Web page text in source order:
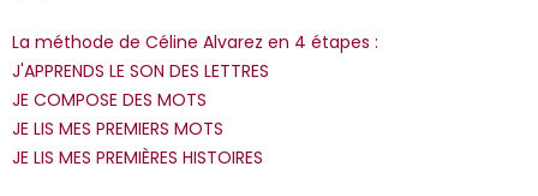
La méthode de Céline Alvarez en 4 étapes :
J'APPRENDS LE SON DES LETTRES
JE COMPOSE DES MOTS
JE LIS MES PREMIERS MOTS
JE LIS MES PREMIÈRES HISTOIRES